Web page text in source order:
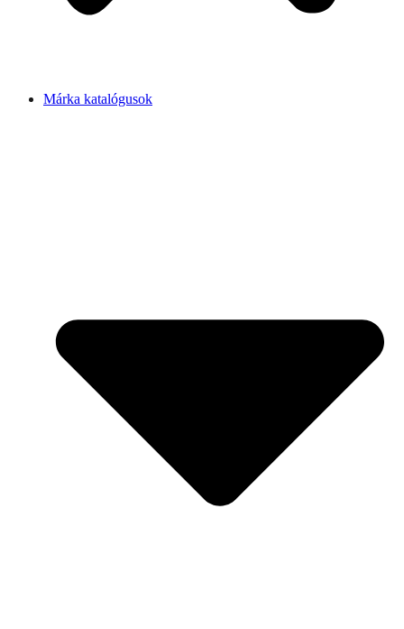
Márka katalógusok